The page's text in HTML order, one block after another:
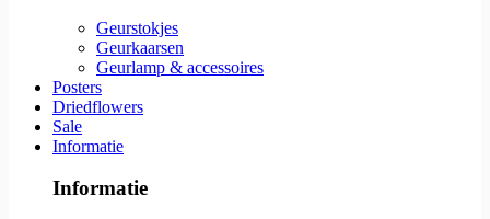
Geurstokjes
Geurkaarsen
Geurlamp & accessoires
Posters
Driedflowers
Sale
Informatie
Informatie